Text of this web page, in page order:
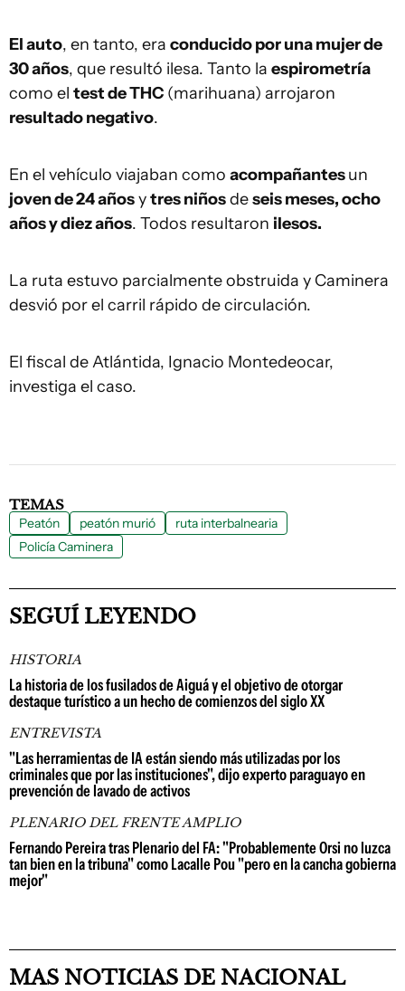
El auto, en tanto, era conducido por una mujer de
30 años, que resultó ilesa. Tanto la espirometría
como el test de THC (marihuana) arrojaron
resultado negativo.
En el vehículo viajaban como acompañantesun
joven de 24 añosytres niñosdeseis meses, ocho
años y diez años. Todos resultaron ilesos.
La ruta estuvo parcialmente obstruida y Caminera
desvió por el carril rápido de circulación.
El fiscal de Atlántida, Ignacio Montedeocar,
investiga el caso.
TEMAS
Peatón peatón murió
ruta interbalnearia
Policía Caminera
SEGUÍ LEYENDO
HISTORIA
La historia de los fusilados de Aiguá y el objetivo de otorgar
destaque turístico a un hecho de comienzos del siglo XX
ENTREVISTA
"Las herramientas de IA están siendo más utilizadas por los
criminales que por las instituciones", dijo experto paraguayo en
prevención de lavado de activos
PLENARIO DEL FRENTE AMPLIO
Fernando Pereira tras Plenario del FA: "Probablemente Orsi no luzca
tan bien en la tribuna" como Lacalle Pou "pero en la cancha gobierna
mejor"
MAS NOTICIAS DE NACIONAL